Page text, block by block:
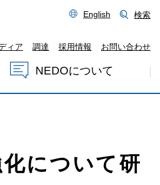
English 検索
ィア 調達 採用情報 お問い合わせ
NEDOについて
について研